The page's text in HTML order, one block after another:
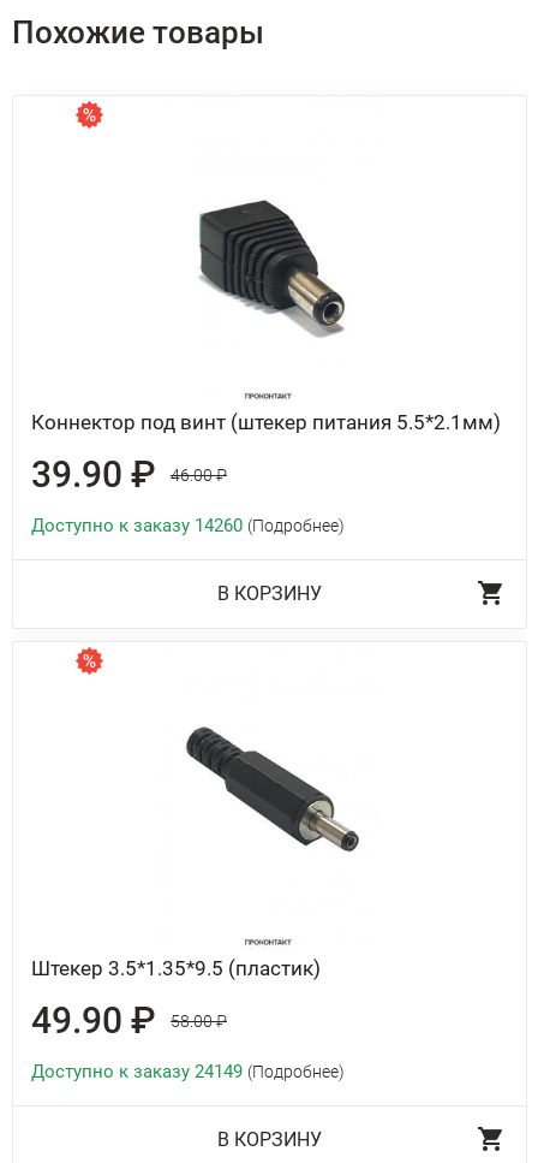
Похожие товары
Коннектор под винт (штекер питания 5.5*2.1мм)
39.90 ₽ 46.00 ₽
Доступно к заказу 14260 (Подробнее)
В КОРЗИНУ
Штекер 3.5*1.35*9.5 (пластик)
49.90 ₽ 58.00 ₽
Доступно к заказу 24149 (Подробнее)
В КОРЗИНУ